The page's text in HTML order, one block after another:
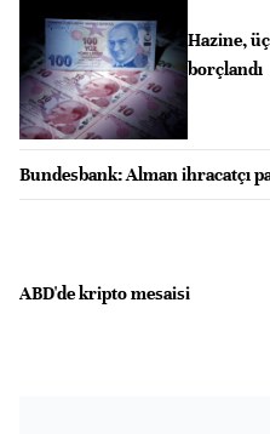
Hazine,
borçlandı
Bundesbank: Alman ihracatçı
ABD'de kripto mesaisi